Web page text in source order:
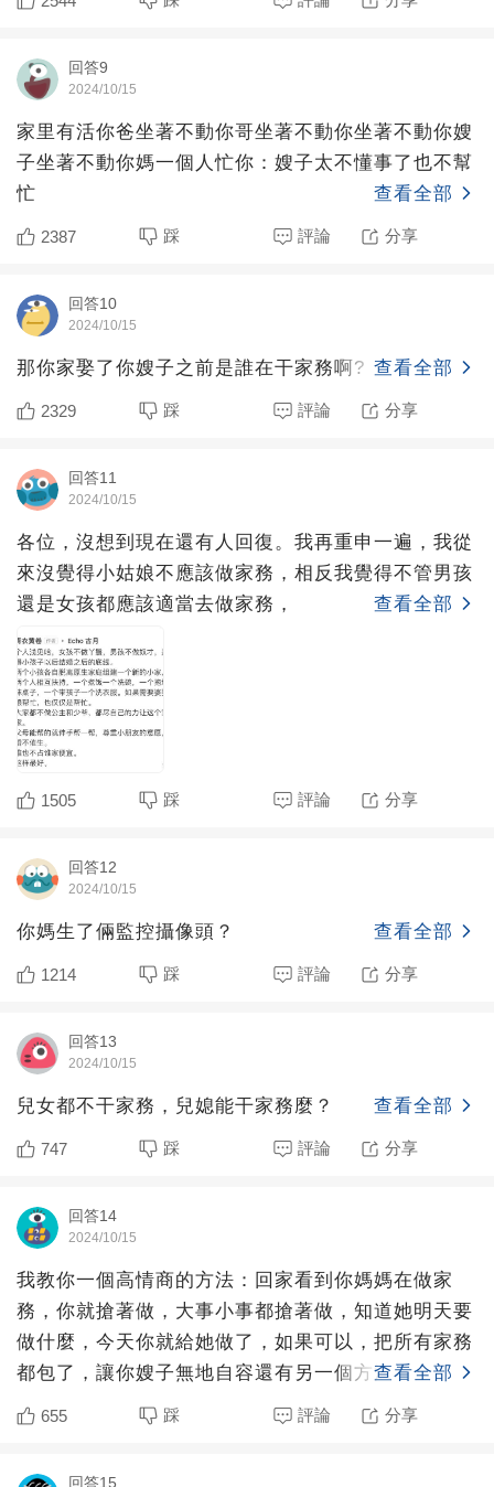
回答9
2024/10/15
家里有活你爸坐著不動你哥坐著不動你坐著不動你嫂
子坐著不動你媽一個人忙你：嫂子太不懂事了也不幫
忙
查看全部
2387 踩 評論 分享
回答10
2024/10/15
那你家娶了你嫂子之前是誰在干家務啊? 查看全部
2329 踩 評論 分享
回答11
2024/10/15
各位，沒想到現在還有人回復。我再重申一遍，我從
來沒覺得小姑娘不應該做家務，相反我覺得不管男孩
還是女孩都應該適當去做家務，
查看全部
1505 踩 評論 分享
回答12
2024/10/15
你媽生了倆監控攝像頭？ 查看全部
1214 踩 評論 分享
回答13
2024/10/15
兒女都不干家務，兒媳能干家務麼？ 查看全部
747 踩 評論 分享
回答14
2024/10/15
我教你一個高情商的方法：回家看到你媽媽在做家
務，你就搶著做，大事小事都搶著做，知道她明天要
做什麼，今天你就給她做了，如果可以，把所有家務
都包了，讓你嫂子無地自容還有另一個方法：到你婆
家把所有家務都包了
查看全部
655 踩 評論 分享
回答15